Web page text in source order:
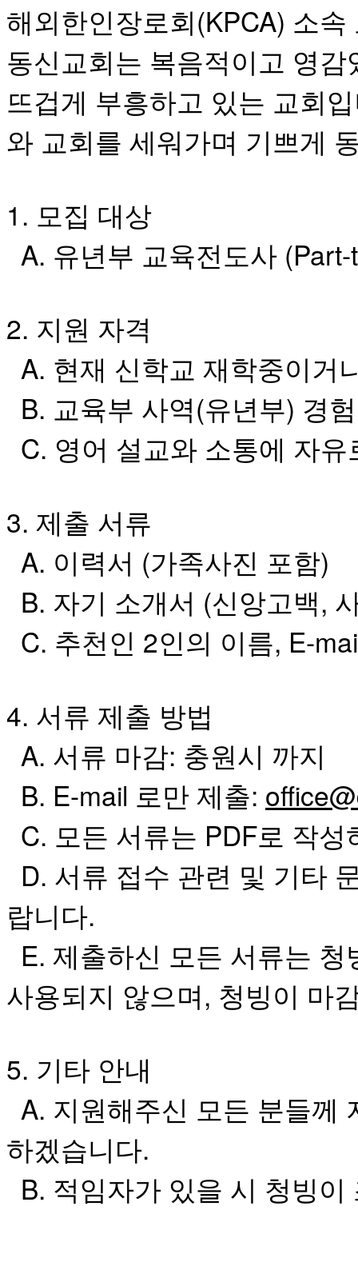
미
프
후
기
대
출
기
터
웹
후
간
대
해외한인장로회(KPCA) 소
동신교회는 복음적이고 영
뜨겁게 부흥하고 있는 교회
와 교회를 세워가며 기쁘게
1. 모집 대상
A. 유년부 교육전도사
2. 지원 자격
A. 현재 신학교 재학중이거
B. 교육부 사역(유년부) 경
C. 영어 설교와 소통에 자
3. 제출 서류
A. 이력서 (가족사진 포함)
B. 자기 소개서 (신앙고백,
C. 추천인 2인의 이름, E-
4. 서류 제출 방법
A. 서류 마감: 충원시 까지
B. E-mail 로만 제출:
C. 모든 서류는 PDF로 작
D. 서류 접수 관련 및 기타
랍니다.
E. 제출하신 모든 서류는
사용되지 않으며, 청빙이 마
5. 기타 안내
A. 지원해주신 모든 분들께
하겠습니다.
B. 적임자가 있을 시 청빙이